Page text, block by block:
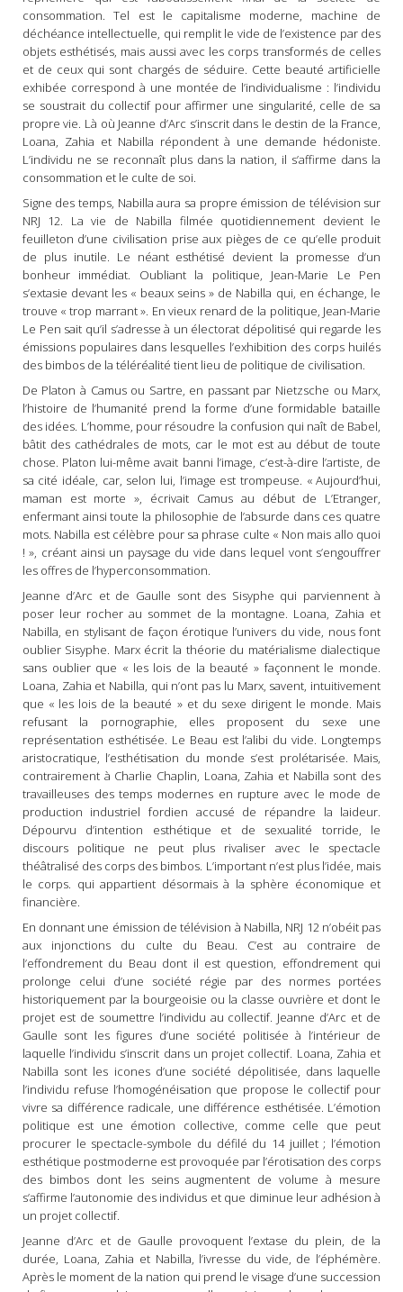
consommation. Tel est le capitalisme moderne, machine de
déchéance intellectuelle, qui remplit le vide de l’existence par des
objets esthétisés, mais aussi avec les corps transformés de celles
et de ceux qui sont chargés de séduire. Cette beauté artificielle
exhibée correspond à une montée de l’individualisme : l’individu
se soustrait du collectif pour affirmer une singularité, celle de sa
propre vie. Là où Jeanne d’Arc s’inscrit dans le destin de la France,
Loana, Zahia et Nabilla répondent à une demande hédoniste.
L’individu ne se reconnaît plus dans la nation, il s’affirme dans la
consommation et le culte de soi.
Signe des temps, Nabilla aura sa propre émission de télévision sur
NRJ 12. La vie de Nabilla filmée quotidiennement devient le
feuilleton d’une civilisation prise aux pièges de ce qu’elle produit
de plus inutile. Le néant esthétisé devient la promesse d’un
bonheur immédiat. Oubliant la politique, Jean-Marie Le Pen
s’extasie devant les « beaux seins » de Nabilla qui, en échange, le
trouve « trop marrant ». En vieux renard de la politique, Jean-Marie
Le Pen sait qu’il s’adresse à un électorat dépolitisé qui regarde les
émissions populaires dans lesquelles l’exhibition des corps huilés
des bimbos de la téléréalité tient lieu de politique de civilisation.
De Platon à Camus ou Sartre, en passant par Nietzsche ou Marx,
l’histoire de l’humanité prend la forme d’une formidable bataille
des idées. L’homme, pour résoudre la confusion qui naît de Babel,
bâtit des cathédrales de mots, car le mot est au début de toute
chose. Platon lui-même avait banni l’image, c’est-à-dire l’artiste, de
sa cité idéale, car, selon lui, l’image est trompeuse. « Aujourd’hui,
maman est morte », écrivait Camus au début de L’Etranger,
enfermant ainsi toute la philosophie de l’absurde dans ces quatre
mots. Nabilla est célèbre pour sa phrase culte « Non mais allo quoi
! », créant ainsi un paysage du vide dans lequel vont s’engouffrer
les offres de l’hyperconsommation.
Jeanne d’Arc et de Gaulle sont des Sisyphe qui parviennent à
poser leur rocher au sommet de la montagne. Loana, Zahia et
Nabilla, en stylisant de façon érotique l’univers du vide, nous font
oublier Sisyphe. Marx écrit la théorie du matérialisme dialectique
sans oublier que « les lois de la beauté » façonnent le monde.
Loana, Zahia et Nabilla, qui n’ont pas lu Marx, savent, intuitivement
que « les lois de la beauté » et du sexe dirigent le monde. Mais
refusant la pornographie, elles proposent du sexe une
représentation esthétisée. Le Beau est l’alibi du vide. Longtemps
aristocratique, l’esthétisation du monde s’est prolétarisée. Mais,
contrairement à Charlie Chaplin, Loana, Zahia et Nabilla sont des
travailleuses des temps modernes en rupture avec le mode de
production industriel fordien accusé de répandre la laideur.
Dépourvu d’intention esthétique et de sexualité torride, le
discours politique ne peut plus rivaliser avec le spectacle
théâtralisé des corps des bimbos. L’important n’est plus l’idée, mais
le corps. qui appartient désormais à la sphère économique et
financière.
En donnant une émission de télévision à Nabilla, NRJ 12 n’obéit pas
aux injonctions du culte du Beau. C’est au contraire de
l’effondrement du Beau dont il est question, effondrement qui
prolonge celui d’une société régie par des normes portées
historiquement par la bourgeoisie ou la classe ouvrière et dont le
projet est de soumettre l’individu au collectif. Jeanne d’Arc et de
Gaulle sont les figures d’une société politisée à l’intérieur de
laquelle l’individu s’inscrit dans un projet collectif. Loana, Zahia et
Nabilla sont les icones d’une société dépolitisée, dans laquelle
l’individu refuse l’homogénéisation que propose le collectif pour
vivre sa différence radicale, une différence esthétisée. L’émotion
politique est une émotion collective, comme celle que peut
procurer le spectacle-symbole du défilé du 14 juillet ; l’émotion
esthétique postmoderne est provoquée par l’érotisation des corps
des bimbos dont les seins augmentent de volume à mesure
s’affirme l’autonomie des individus et que diminue leur adhésion à
un projet collectif.
Jeanne d’Arc et de Gaulle provoquent l’extase du plein, de la
durée, Loana, Zahia et Nabilla, l’ivresse du vide, de l’éphémère.
Après le moment de la nation qui prend le visage d’une succession